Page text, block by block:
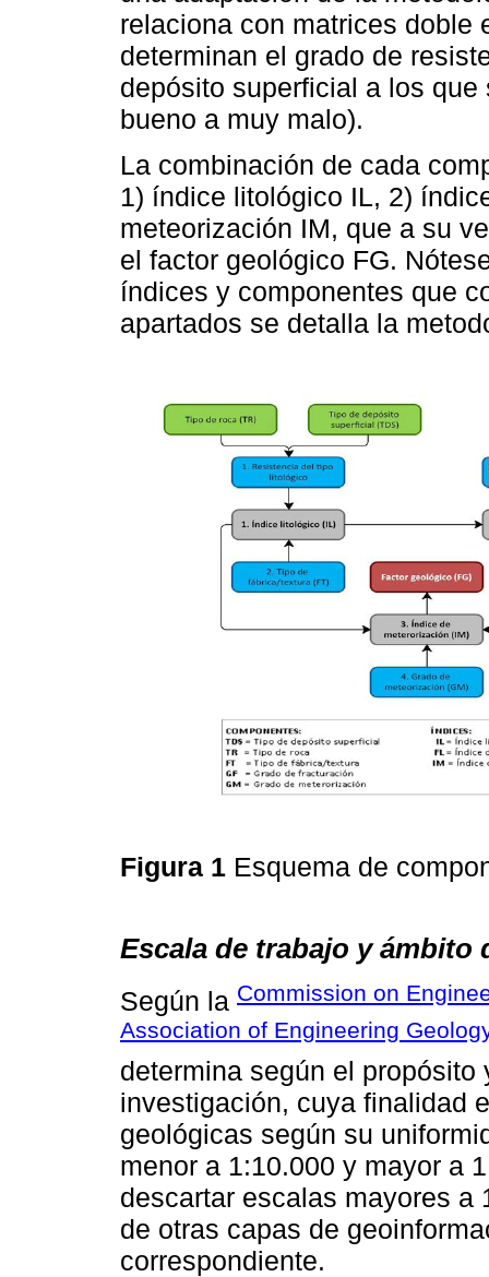
relaciona con matrices doble
determinan el grado de
depósito superficial a los
bueno a muy malo).
La combinación de cada
1) índice litológico IL, 2)
meteorización IM, que a su
el factor geológico FG.
índices y componentes que
apartados se detalla la
Figura 1 Esquema de
Escala de trabajo y ámbito
Según la Commission on
Association of Engineering
determina según el
investigación, cuya finalidad
geológicas según su
menor a 1:10.000 y mayor a
descartar escalas mayores a
de otras capas de
correspondiente.